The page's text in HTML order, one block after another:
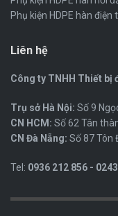
Phụ kiện HDPE hàn điện
Liên hệ
Công ty TNHH Thiết bị
Trụ sở Hà Nội: Số 9
CN HCM: Số 62 Tân
CN Đà Nẵng: Số 87 Tôn
Tel: 0936 212 856 -